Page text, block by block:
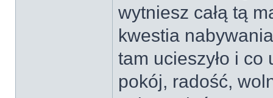
wytniesz całą tą
kwestia
tam ucieszyło i co
pokój, radość,